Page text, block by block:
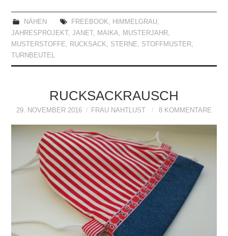
NÄHEN FREEBOOK HIMMELGRAU,
JAHRESPROJEKT,JANET, MAIKA MUSTERJAHR
MUSTERSTOFFE
RUCKSACK STERNE STOFFMUSTER
TURNBEUTEL
RUCKSACKRAUSCH
29. NOVEMBER 2016 FRAU NAHTLUST 8 KOMMENTARE